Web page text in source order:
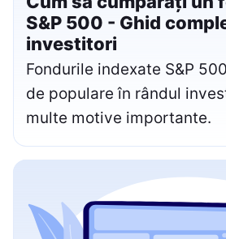
S&P 500 - Ghid
investitori
Fondurile indexate S&P
de populare în rândul
multe motive importante.